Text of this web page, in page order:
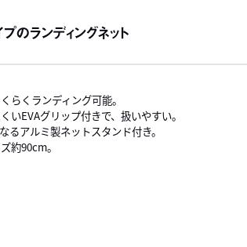
のランディングネット
らくランディング可能。
EVAグリップ付きで、扱いやすい。
アルミ製ネットスタンド付き。
約90cm。